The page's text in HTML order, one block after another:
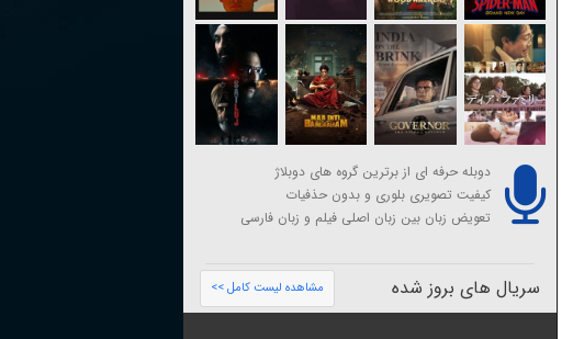
دوبله حرفه ای از برترین گروه های دوبلاژ
کیفیت تصویری بلوری و بدون حذفیات
تعویض زبان بین زبان اصلی فیلم و زبان فارسی
سریال های بروز شده مشاهده لیست کامل >>